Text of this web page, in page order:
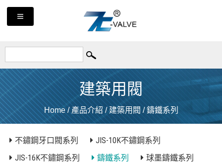
建築用閥
Home/產品介紹/建築用閥 /鑄鐵系列
不鏽鋼牙口閥系列
JIS-10K不鏽鋼系列
JIS-16K不鏽鋼系列
鑄鐵系列
球墨鑄鐵系列